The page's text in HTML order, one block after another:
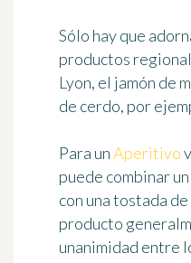
Sólo hay que
productos
Lyon, el jamón de
de cerdo, por
Para unAperitivo
puede combinar
con una tostada
producto
unanimidad entre